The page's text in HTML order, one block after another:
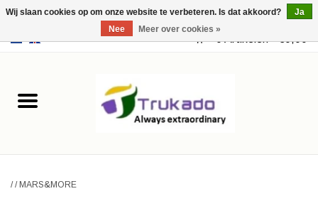
USD 0 Artikelen - €0,00
Leer
Merchandise
//MARS&MORE
Wij slaan cookies op om onze website te verbeteren. Is dat akkoord?
Ja
Nee
Meer over cookies »